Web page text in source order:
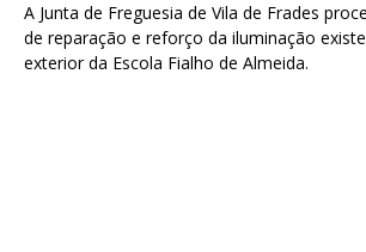
A Junta de Freguesia de Vila de Frades
de reparação e reforço da iluminação
exterior da Escola Fialho de Almeida.